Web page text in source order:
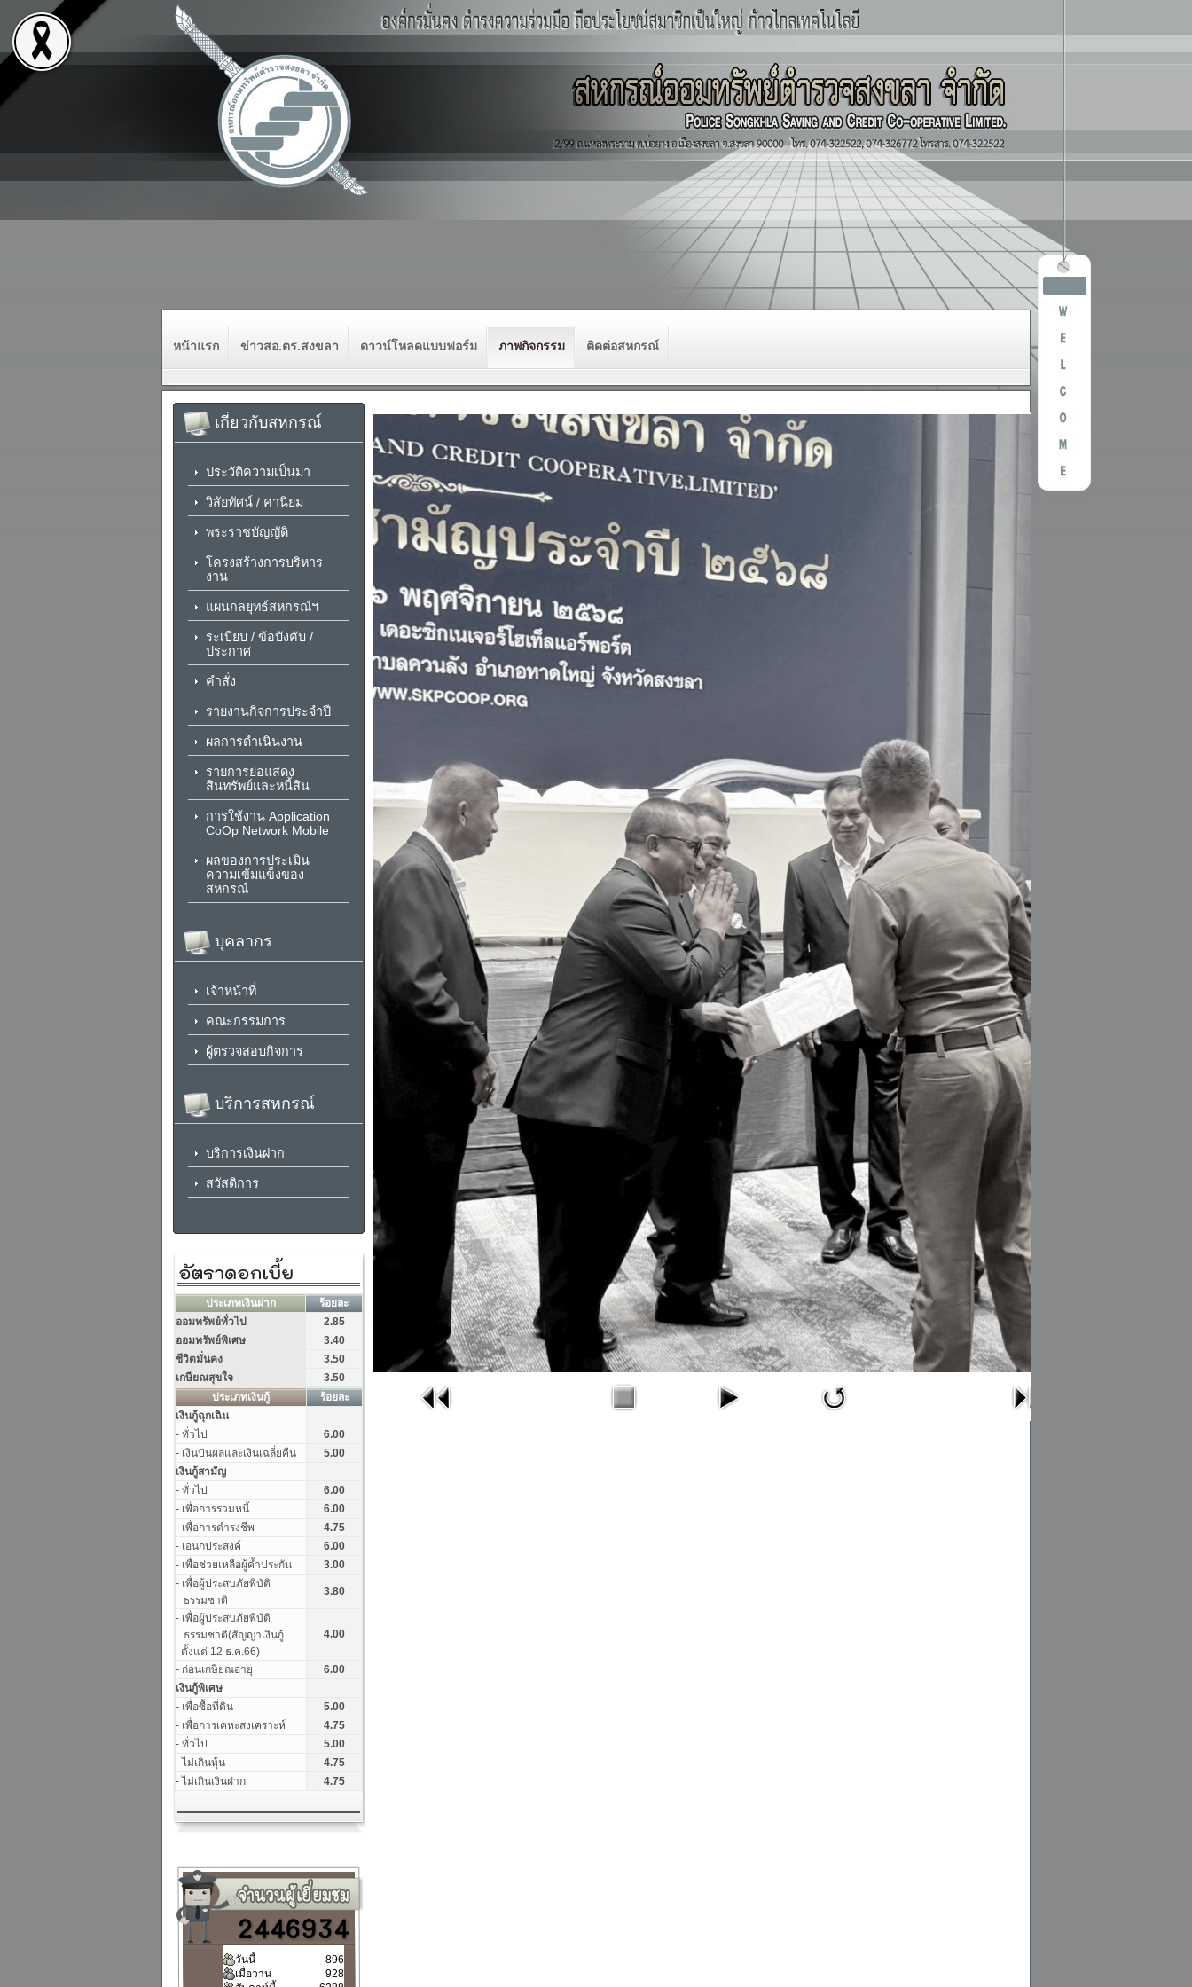
หน้าแรก ข่าวสอ.ตร.สงขลา ดาวน์โหลดแบบฟอร์ม ภาพกิจกรรม ติดต่อสหกรณ์
เกี่ยวกับสหกรณ์
ประวัติความเป็นมา
วิสัยทัศน์ / ค่านิยม
พระราชบัญญัติ
โครงสร้างการบริหาร
งาน
แผนกลยุทธ์สหกรณ์ฯ
ระเบียบ / ข้อบังคับ /
ประกาศ
คำสั่ง
รายงานกิจการประจำปี
ผลการดำเนินงาน
รายการย่อแสดง
สินทรัพย์และหนี้สิน
การใช้งาน Application
CoOp Network Mobile
ผลของการประเมิน
ความเข้มแข็งของ
สหกรณ์
บุคลากร
เจ้าหน้าที่
คณะกรรมการ
ผู้ตรวจสอบกิจการ
บริการสหกรณ์
บริการเงินฝาก
สวัสดิการ
วันนี้
896
เมื่อวาน
928